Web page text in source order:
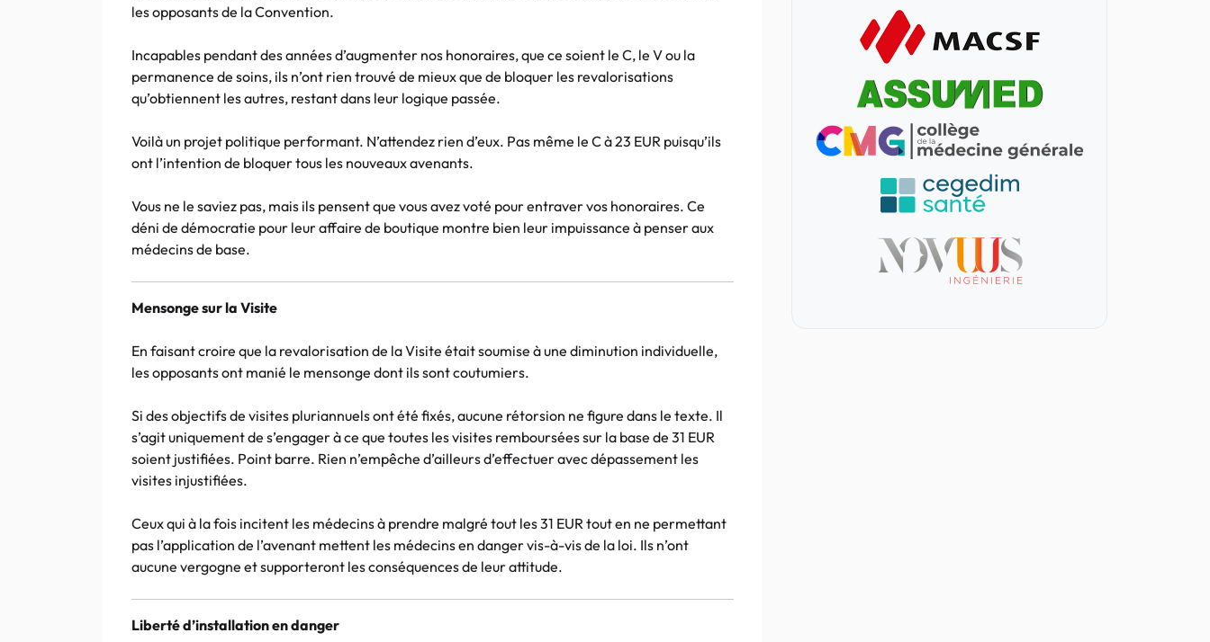
les opposants de la Convention.
Incapables pendant des années d’augmenter nos honoraires, que ce soient le C, le V ou la
permanence de soins, ils n’ont rien trouvé de mieux que de bloquer les revalorisations
qu’obtiennent les autres, restant dans leur logique passée.
Voilà un projet politique performant. N’attendez rien d’eux. Pas même le C à 23 EUR puisqu’ils
ont l’intention de bloquer tous les nouveaux avenants.
Vous ne le saviez pas, mais ils pensent que vous avez voté pour entraver vos honoraires. Ce
déni de démocratie pour leur affaire de boutique montre bien leur impuissance à penser aux
médecins de base.
Mensonge sur la Visite
En faisant croire que la revalorisation de la Visite était soumise à une diminution individuelle,
les opposants ont manié le mensonge dont ils sont coutumiers.
Si des objectifs de visites pluriannuels ont été fixés, aucune rétorsion ne figure dans le texte. Il
s’agit uniquement de s’engager à ce que toutes les visites remboursées sur la base de 31 EUR
soient justifiées. Point barre. Rien n’empêche d’ailleurs d’effectuer avec dépassement les
visites injustifiées.
Ceux qui à la fois incitent les médecins à prendre malgré tout les 31 EUR tout en ne permettant
pas l’application de l’avenant mettent les médecins en danger vis-à-vis de la loi. Ils n’ont
aucune vergogne et supporteront les conséquences de leur attitude.
Liberté d’installation en danger